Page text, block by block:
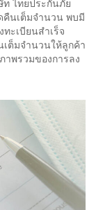
คืนเต็มจำนวน พบมี
ะเบียนสำเร็จ
เต็มจำนวนให้ลูกค้า
พรวมของการลง